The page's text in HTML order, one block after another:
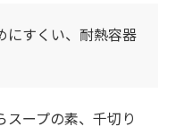
にすくい、耐熱容器
スープの素、千切り